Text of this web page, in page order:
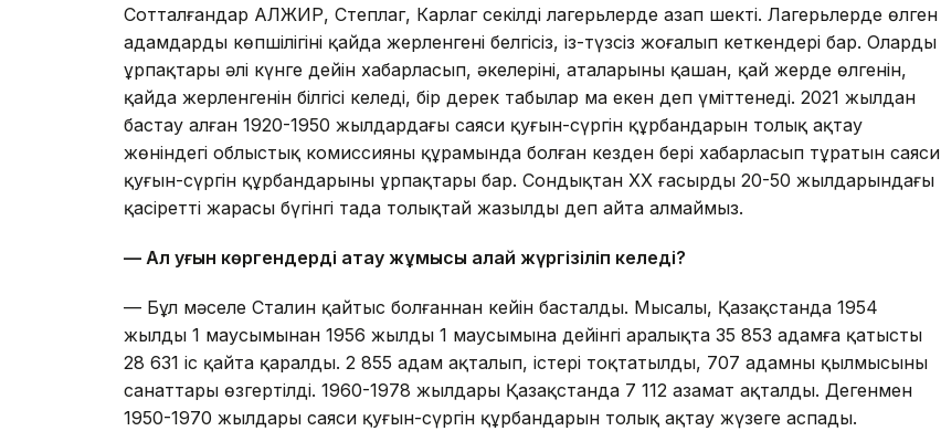
Сотталғандар АЛЖИР, Степлаг, Карлаг секілді лагерьлерде азап шекті. Лагерьлерде өлген
адамдардың көпшілігінің қайда жерленгені белгісіз, із-түзсіз жоғалып кеткендері бар. Олардың
ұрпақтары әлі күнге дейін хабарласып, әкелерінің, аталарының қашан, қай жерде өлгенін,
қайда жерленгенін білгісі келеді, бір дерек табылар ма екен деп үміттенеді. 2021 жылдан
бастау алған 1920-1950 жылдардағы саяси қуғын-сүргін құрбандарын толық ақтау
жөніндегі облыстық комиссияның құрамында болған кезден бері хабарласып тұратын саяси
қуғын-сүргін құрбандарының ұрпақтары бар. Сондықтан ХХ ғасырдың 20-50 жылдарындағы
қасіреттің жарасы бүгінгі таңда толықтай жазылды деп айта алмаймыз.
— Ал қуғын көргендерді ақтау жұмысы қалай жүргізіліп келеді?
— Бұл мәселе Сталин қайтыс болғаннан кейін басталды. Мысалы, Қазақстанда 1954
жылдың 1 маусымынан 1956 жылдың 1 маусымына дейінгі аралықта 35 853 адамға қатысты
28 631 іс қайта қаралды. 2 855 адам ақталып, істері тоқтатылды, 707 адамның қылмысының
санаттары өзгертілді. 1960-1978 жылдары Қазақстанда 7 112 азамат ақталды. Дегенмен
1950-1970 жылдары саяси қуғын-сүргін құрбандарын толық ақтау жүзеге аспады.